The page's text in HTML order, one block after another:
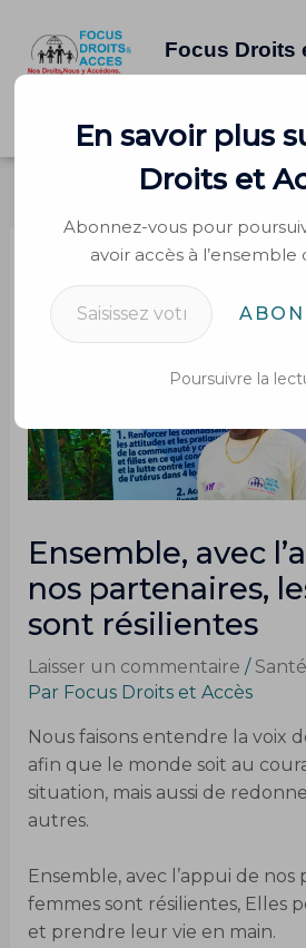
contenu
Focus Droits
English French
Ensemble, avec
nos partenaires,
sont résilientes
Laisser un commentaire /
Par Focus Droits et Accès
Nous faisons entendre la voix
afin que le monde soit au
situation, mais aussi de
autres.
Ensemble, avec l’appui de nos
femmes sont résilientes, Elles
et prendre leur vie en main.
En savoir plus
Droits et
Abonnez-vous pour
avoir accès à l’ensemble
Saisissez votre adresse e-mail…
Poursuivre la